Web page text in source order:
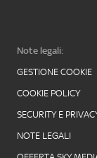
Note legali:
GESTIONE COOKIE
COOKIE POLICY
SECURITY E
NOTE LEGALI